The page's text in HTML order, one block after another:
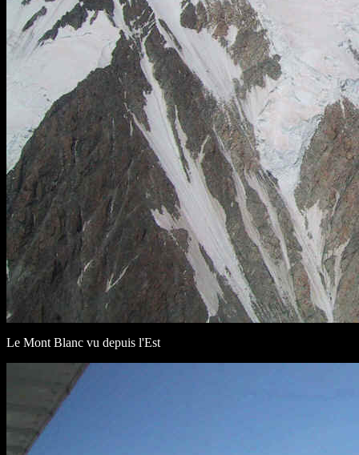
Le Mont Blanc vu depuis l'Est